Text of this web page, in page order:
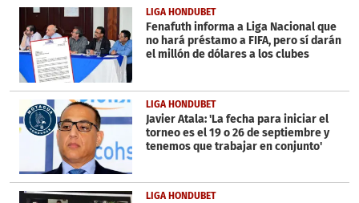
3
minutes,
seconds
LIGA HONDUBET
Fenafuth informa a Liga Nacional que
no hará préstamo a FIFA, pero sí darán
el millón de dólares a los clubes
LIGA HONDUBET
Javier Atala: 'La fecha para iniciar el
torneo es el 19 o 26 de septiembre y
tenemos que trabajar en conjunto'
LIGA HONDUBET